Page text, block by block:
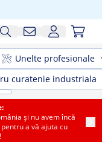
Unelte profesionale
curatenie industriala
și nu avem încă
a vă ajuta cu